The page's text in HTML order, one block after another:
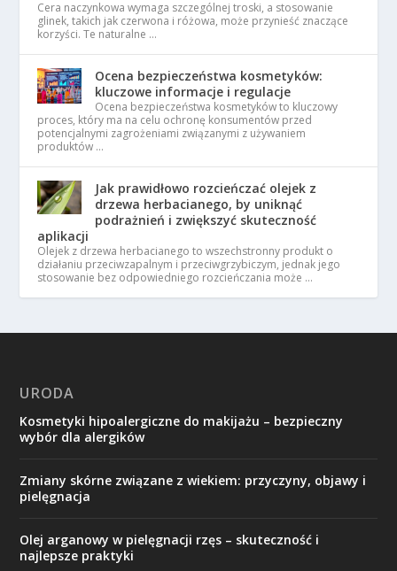
Cera naczynkowa wymaga szczególnej troski, a stosowanie
glinek, takich jak czerwona i różowa, może przynieść znaczące
korzyści. Te naturalne …
Ocena bezpieczeństwa kosmetyków:
kluczowe informacje i regulacje
Ocena bezpieczeństwa kosmetyków to kluczowy
proces, który ma na celu ochronę konsumentów przed
potencjalnymi zagrożeniami związanymi z używaniem
produktów …
Jak prawidłowo rozcieńczać olejek z
drzewa herbacianego, by uniknąć
podrażnień i zwiększyć skuteczność
aplikacji
Olejek z drzewa herbacianego to wszechstronny produkt o
działaniu przeciwzapalnym i przeciwgrzybiczym, jednak jego
stosowanie bez odpowiedniego rozcieńczania może …
URODA
Kosmetyki hipoalergiczne do makijażu – bezpieczny
wybór dla alergików
Zmiany skórne związane z wiekiem: przyczyny, objawy i
pielęgnacja
Olej arganowy w pielęgnacji rzęs – skuteczność i
najlepsze praktyki